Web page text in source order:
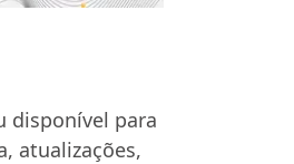
disponível para
atualizações,